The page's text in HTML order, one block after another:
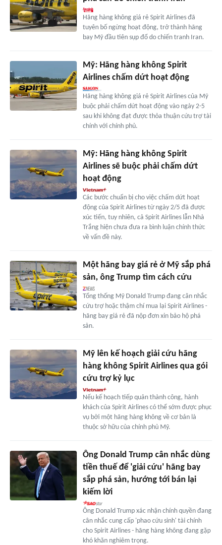
Hãng hàng không giá rẻ Spirit Airlines đã
tuyên bố ngừng hoạt động, trở thành hãng
bay Mỹ đầu tiên sụp đổ do chiến tranh Iran.
Mỹ: Hãng hàng không Spirit
Airlines chấm dứt hoạt động
Hãng hàng không giá rẻ Spirit Airlines của Mỹ
buộc phải chấm dứt hoạt động vào ngày 2-5
sau khi không đạt được thỏa thuận cứu trợ tài
chính với chính phủ.
Mỹ: Hãng hàng không Spirit
Airlines sẽ buộc phải chấm dứt
hoạt động
Các bước chuẩn bị cho việc chấm dứt hoạt
động của Spirit Airlines từ ngày 2/5 đã được
xúc tiến, tuy nhiên, cả Spirit Airlines lẫn Nhà
Trắng hiện chưa đưa ra bình luận chính thức
về vấn đề này.
Một hãng bay giá rẻ ở Mỹ sắp phá
sản, ông Trump tìm cách cứu
Tổng thống Mỹ Donald Trump đang cân nhắc
cứu trợ hoặc thậm chí mua lại Spirit Airlines -
hãng bay giá rẻ đã nộp đơn xin bảo hộ phá
sản.
Mỹ lên kế hoạch giải cứu hãng
hàng không Spirit Airlines qua gói
cứu trợ kỷ lục
Nếu kế hoạch tiếp quản thành công, hành
khách của Spirit Airlines có thể sớm được phục
vụ bởi một hãng hàng không về cơ bản là
thuộc sở hữu của chính phủ Mỹ.
Ông Donald Trump cân nhắc dùng
tiền thuế để 'giải cứu' hãng bay
sắp phá sản, hướng tới bán lại
kiếm lời
Ông Donald Trump xác nhận chính quyền đang
cân nhắc cung cấp 'phao cứu sinh' tài chính
cho Spirit Airlines - hãng hàng không đang gặp
khó khăn nghiêm trọng.